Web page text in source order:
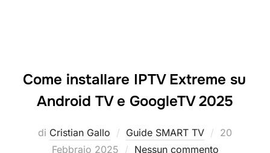
Come installare IPTV Extreme su
Android TV e GoogleTV 2025
di Cristian Gallo Guide SMART TV
Pubblicato
20
Febbraio 2025
Nessun commento